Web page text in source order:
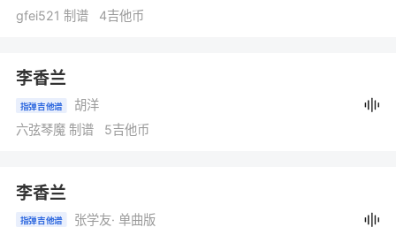
gfei521 制谱 4吉他币
李香兰
指弹吉他谱
胡洋
六弦琴魔 制谱 5吉他币
李香兰
指弹吉他谱 张学友· 单曲版